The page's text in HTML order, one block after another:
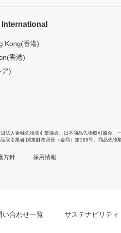
International
Kong(香港)
香港)
ア)
法人金融先物取引業協会 日本商品先物取引協会
取引業者 関東財務局長（金商）第195号、商品先物
方針 採用情報
い合わせ一覧 サステナビリティ